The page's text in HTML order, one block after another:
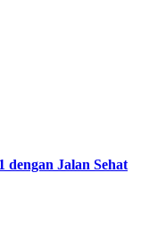
dengan Jalan Sehat